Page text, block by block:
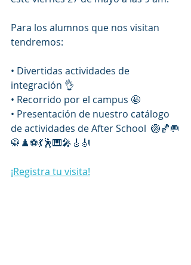
Para los alumnos que nos visitan
tendremos:
• Divertidas actividades de
integración 👌
• Recorrido por el campus 🤩
• Presentación de nuestro catálogo
de actividades de After School  🏐🏀🥅
🥋♟️⚽️💃🕺🎹🎤🎸🎻
¡Registra tu visita!